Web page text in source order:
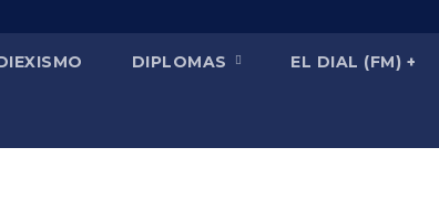
DIPLOMAS EL DIAL (FM) +